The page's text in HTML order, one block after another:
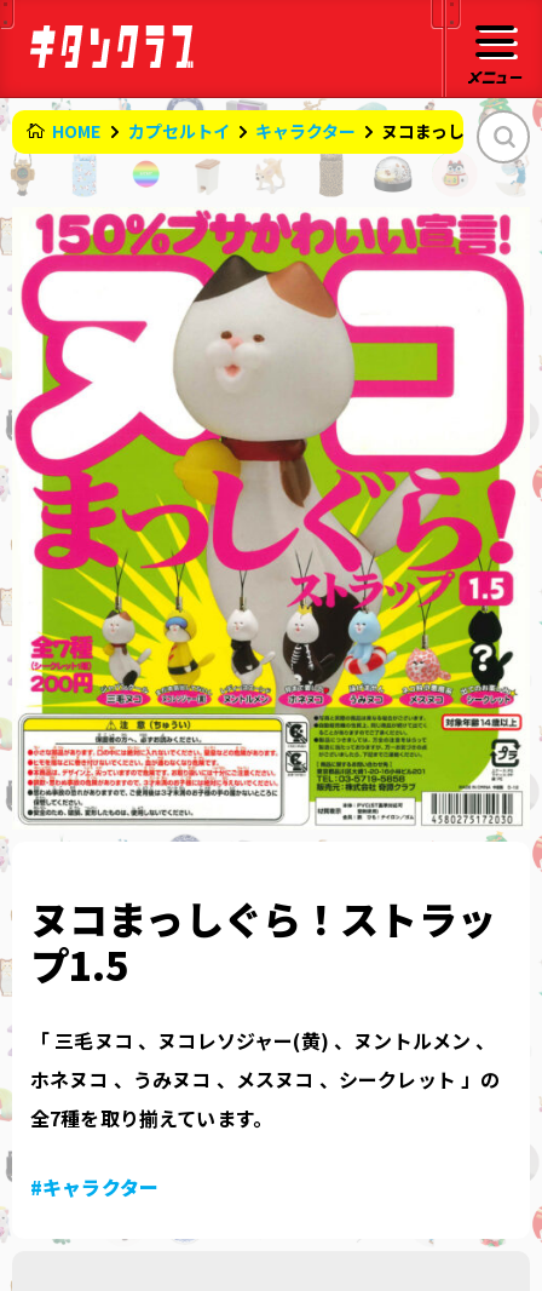
HOME カプセルトイ キャラクター ヌコまっしぐら！ス
ヌコまっしぐら！ストラッ
プ1.5
「 三毛ヌコ 、ヌコレソジャー(黄) 、ヌントルメン 、
ホネヌコ 、うみヌコ 、メスヌコ 、シークレット 」の
全7種を取り揃えています。
#キャラクター